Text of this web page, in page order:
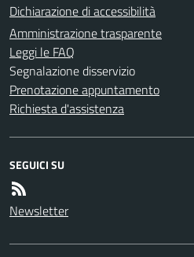
Dichiarazione di accessibilità
Amministrazione trasparente
Leggi le FAQ
Segnalazione disservizio
Prenotazione appuntamento
Richiesta d'assistenza
SEGUICI SU
Newsletter